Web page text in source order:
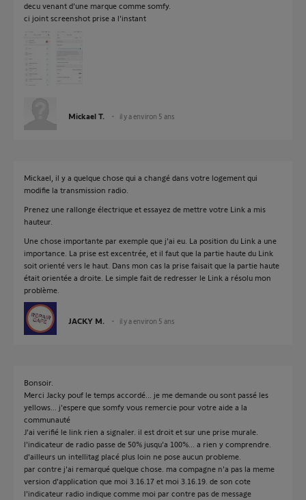
decu venant d'une marque comme somfy.
ci joint screenshot prise a l'instant
Mickael T. il y a environ 5 ans
Mickael, il y a quelque chose qui a changé dans votre logement qui
modifie la transmission radio.
Prenez une rallonge électrique et essayez de mettre votre Link a mis
hauteur.
Une chose importante par exemple que j'ai eu. La position du Link a une
importance. La prise est excentrée, et il faut que la partie haute du Link
soit orienté vers le haut. Dans mon cas la prise faisait que la partie haute
était orientée a droite. Le simple fait de redresser le Link a résolu mon
problème.
JACKY M. il y a environ 5 ans
Bonsoir.
Merci Jacky pouf le temps accordé... je me demande ou sont passé les
yellows... j'espere que somfy vous remercie pour votre aide a la
communauté
J'ai verifié le link rien a signaler. il est droit et sur une prise murale.
l'indicateur de radio passe de 50% jusqu'a 100%... a rien y comprendre.
d'ailleurs un intellitag placé plus loin ne pose aucun probleme.
par contre j'ai remarqué quelque chose. ma compagne n'a pas la meme
version d'application que moi 3.16.17 et moi 3.16.19. de son cote
l'indicateur radio indique comme moi par contre pas de message